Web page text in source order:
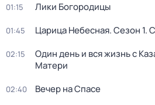
01:15 Лики Богородицы
01:45 Царица Небесная. Сезон 1.
02:15
Один день и вся жизнь с
Матери
02:40 Вечер на Спасе